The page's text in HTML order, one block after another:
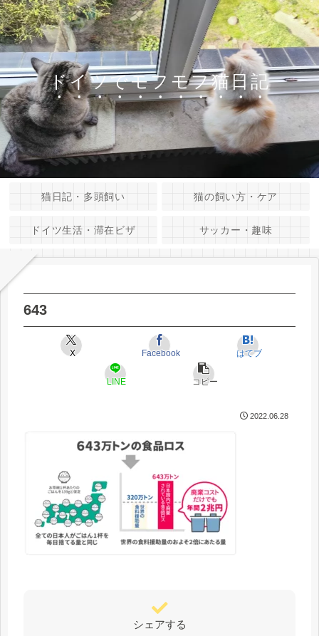
ドイツでモフモフ猫日記
猫日記・多頭飼い 猫の飼い方・ケア
ドイツ生活・滞在ビザ サッカー・趣味
643
X Facebook はてブ
LINE コピー
2022.06.28
シェアする